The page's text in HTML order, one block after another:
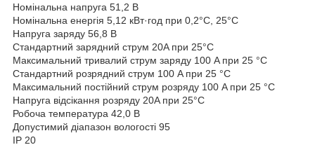
Номінальна напруга 51,2 В
Номінальна енергія 5,12 кВт·год при 0,2°C, 25°C
Напруга заряду 56,8 В
Стандартний зарядний струм 20A при 25°C
Максимальний тривалий струм заряду 100 A при 25 °C
Стандартний розрядний струм 100 A при 25 °C
Максимальний постійний струм розряду 100 A при 25 °C
Напруга відсікання розряду 20A при 25°C
Робоча температура 42,0 В
Допустимий діапазон вологості 95
IP 20